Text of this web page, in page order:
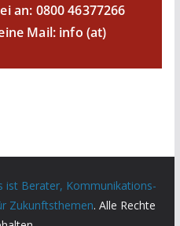
an: 0800 46377266
Mail: info (at)
ist Berater, Kommunikations-
Zukunftsthemen. Alle Rechte